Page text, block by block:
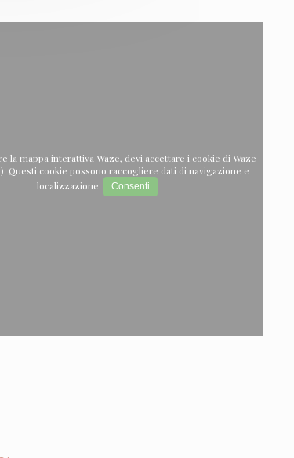
la mappa interattiva Waze, devi accettare i cookie di Waze
Questi cookie possono raccogliere dati di navigazione e
localizzazione.
Consenti